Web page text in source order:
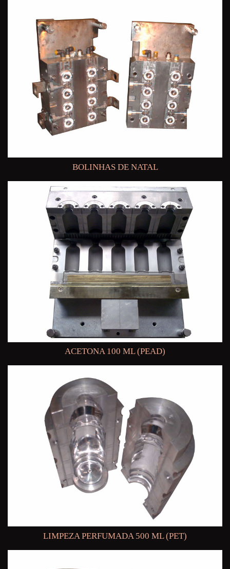
BOLINHAS DE NATAL
ACETONA 100 ML (PEAD)
LIMPEZA PERFUMADA 500 ML (PET)